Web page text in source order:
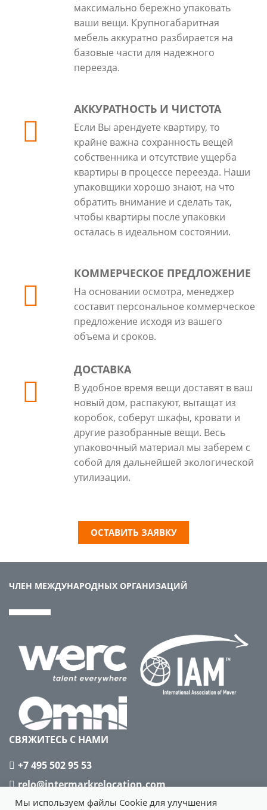
максимально бережно упаковать
ваши вещи. Крупногабаритная
мебель аккуратно разбирается на
базовые части для надежного
переезда.
АККУРАТНОСТЬ И ЧИСТОТА
Если Вы арендуете квартиру, то
крайне важна сохранность вещей
собственника и отсутствие ущерба
квартиры в процессе переезда. Наши
упаковщики хорошо знают, на что
обратить внимание и сделать так,
чтобы квартиры после упаковки
осталась в идеальном состоянии.
КОММЕРЧЕСКОЕ ПРЕДЛОЖЕНИЕ
На основании осмотра, менеджер
составит персональное коммерческое
предложение исходя из вашего
объема и сроков.
ДОСТАВКА
В удобное время вещи доставят в ваш
новый дом, распакуют, вытащат из
коробок, соберут шкафы, кровати и
другие разобранные вещи. Весь
упаковочный материал мы заберем с
собой для дальнейшей экологической
утилизации.
ОСТАВИТЬ ЗАЯВКУ
Мы используем файлы Cookie для улучшения
ЧЛЕН МЕЖДУНАРОДНЫХ ОРГАНИЗАЦИЙ
СВЯЖИТЕСЬ С НАМИ
+7 495 502 95 53
relo@intermarkrelocation.com